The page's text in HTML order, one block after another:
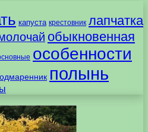
капуста крестовник лапчатка
обыкновенная
особенности
полынь